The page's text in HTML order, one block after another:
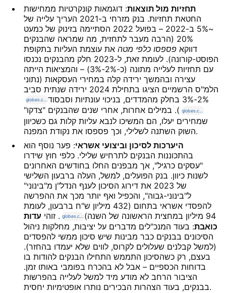
תחזיות מול תוצאות: דוגמאות קונקרטיות ממחישות
החטאת תחזיות. בנק מזרחי ב-2021 העריך עלייה של
~5% ב-2022 – בפועל 2022 הסתיימה בזינוק של כמעט
20% (הרבה מעבר לתחזית, מה שמראה שהבנקים
דווקא פספסו כלפי מטה את עוצמת העליות בתקופת
הפוסט-קורונה). לעומת זאת, ל-2023 חלק מהבנקים נכנסו
עם תחזיות לעלייה מתונה (כ-2%-3%) – והמציאות הייתה
עצירה ובהמשך ירידה קלה במחירי העסקאות (נתוני
הלמ"ס הרשמיים הציגו בתחילת 2024 ירידה שנתית סביב
2%-3% בחלק מהמדדים, בניכוי עונתיות וסבסוד
globes.co.il
). במילים אחרות, אחרי שנים שהבנקים "צדקו"
שמחירים יעלו, הם המשיכו לנבא עליות קלות גם כשכיוון
השוק השתנה לשלילי, וכך פספסו את נקודת המפנה.
היערכות לסיכון וביצועי אשראי: פער נוסף הוא
בהתכוננות הבנקים לתרחיש שלילי. כלפי חוץ שידרו
"עסקים כרגיל", אך מבפנים החלו בחודשים האחרונים
לשנות כיוון. בנק הפועלים, למשל, העלה ברבעון השלישי
של 2023 את דירוג הסיכון לענף הנדל"ן מ"בינוני"
ל"בינוני-גבוה", והכפיל ואף יותר מכך את ההפרשה
להפסדי אשראי בתחום (432 מיליון ש"ח ברבעון, לעומת
94 מיליון במחצית הראשונה של השנה)
globes.co.il . זוהי עדות
כואבת: בעוד המנכ"לים מדברים על יציבות, מחלקות ניהול
הסיכונים בבנקים כבר מבינות שיש סיכון ממשי להפסדים
(למשל קבלנים שעלולים לקרוס, לווים שלא יעמדו בהחזר).
בעצם, רק כשהסיכון התממש התחילו הבנקים להודות בו
בדוחות הכספיים – אבל לא בהכרח בפומבי באותו זמן.
הציבור הרחב לא מודע מיד למשל לעלייה בהפרשות
בבנקים, בעוד הצהרות הבכירים נותרו אופטימיות יחסית.